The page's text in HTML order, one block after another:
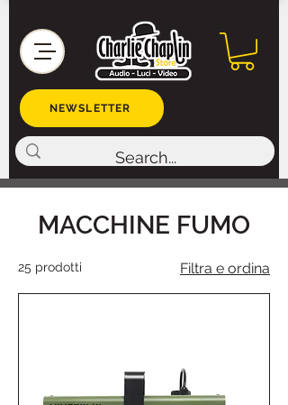
NEWSLETTER
MACCHINE FUMO
25 prodotti Filtra e ordina